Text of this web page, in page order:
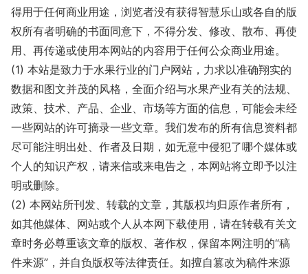
得用于任何商业用途，浏览者没有获得智慧乐山或各自的版
权所有者明确的书面同意下，不得分发、修改、散布、再使
用、再传递或使用本网站的内容用于任何公众商业用途。
(1) 本站是致力于水果行业的门户网站，力求以准确翔实的
数据和图文并茂的风格，全面介绍与水果产业有关的法规、
政策、技术、产品、企业、市场等方面的信息，可能会未经
一些网站的许可摘录一些文章。我们发布的所有信息资料都
尽可能注明出处、作者及日期，如无意中侵犯了哪个媒体或
个人的知识产权，请来信或来电告之，本网站将立即予以注
明或删除。
(2) 本网站所刊发、转载的文章，其版权均归原作者所有，
如其他媒体、网站或个人从本网下载使用，请在转载有关文
章时务必尊重该文章的版权、著作权，保留本网注明的“稿
件来源”，并自负版权等法律责任。如擅自篡改为稿件来源